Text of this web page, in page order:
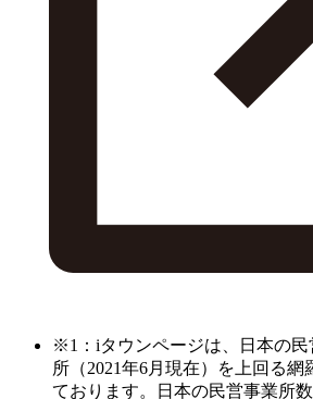
※1：iタウンページは、日本の民
所（2021年6月現在）を上回る網
ております。日本の民営事業所